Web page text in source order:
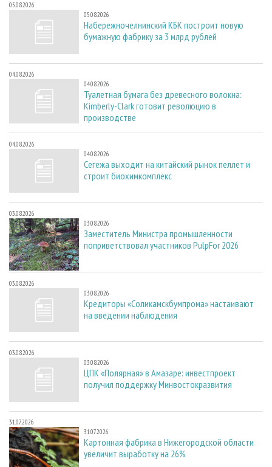
05.08.2026
05.08.2026
Набережночелнинский КБК построит новую
бумажную фабрику за 3 млрд рублей
04.08.2026
04.08.2026
Туалетная бумага без древесного волокна:
Kimberly-Clark готовит революцию в
производстве
04.08.2026
04.08.2026
Сегежа выходит на китайский рынок пеллет и
строит биохимкомплекс
03.08.2026
03.08.2026
Заместитель Министра промышленности
поприветствовал участников PulpFor 2026
03.08.2026
03.08.2026
Кредиторы «Соликамскбумпрома» настаивают
на введении наблюдения
03.08.2026
03.08.2026
ЦПК «Полярная» в Амазаре: инвестпроект
получил поддержку Минвостокразвития
31.07.2026
31.07.2026
Картонная фабрика в Нижегородской области
увеличит выработку на 26%